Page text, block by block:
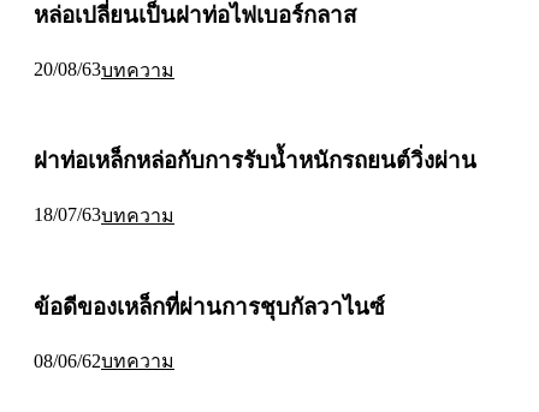
หล่อเปลี่ยนเป็นฝาท่อไฟเบอร์กลาส
20/08/63บทความ
ฝาท่อเหล็กหล่อกับการรับน้ำหนักรถยนต์วิ่งผ่าน
18/07/63บทความ
ข้อดีของเหล็กที่ผ่านการชุบกัลวาไนซ์
08/06/62บทความ